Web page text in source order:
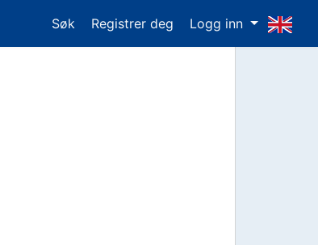
Søk Registrer deg Logg inn